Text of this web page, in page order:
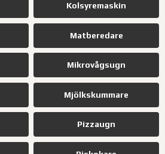
Kolsyremaskin
Matberedare
Mikrovågsugn
Mjölkskummare
Pizzaugn